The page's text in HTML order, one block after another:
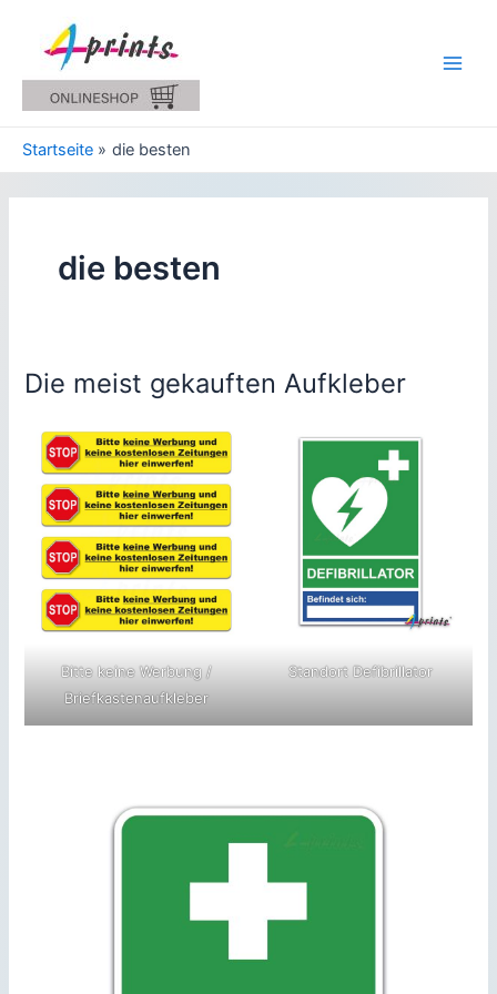
springen
Startseite die besten
die besten
Die meist gekauften Aufkleber
Bitte keine Werbung /
Briefkastenaufkleber
Standort Defibrillator